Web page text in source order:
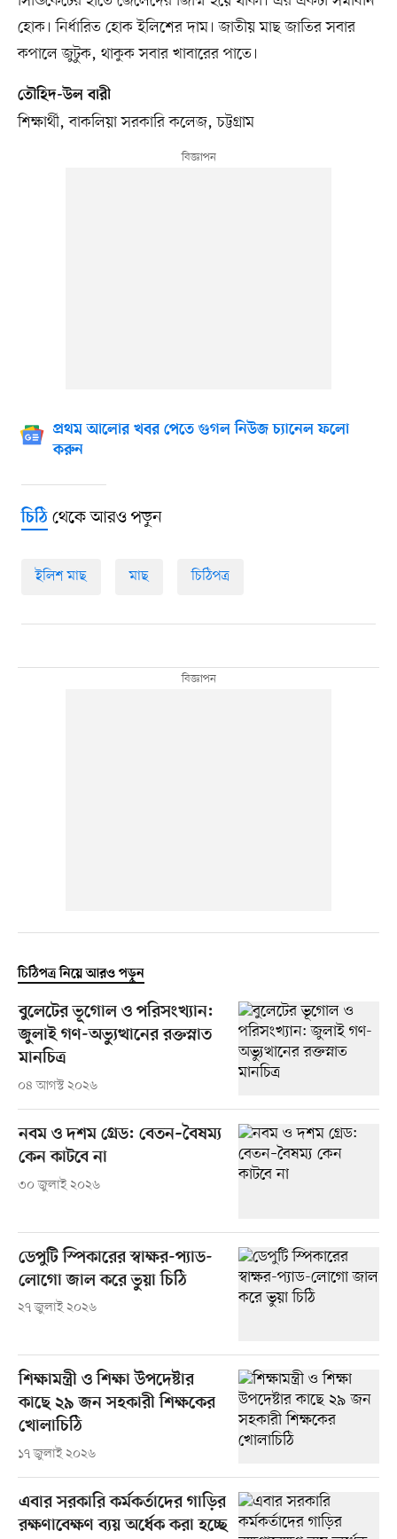
হোক। নির্ধারিত হোক ইলিশের দাম। জাতীয় মাছ জাতির সবার
কপালে জুটুক, থাকুক সবার খাবারের পাতে।
তৌহিদ-উল বারী
শিক্ষার্থী, বাকলিয়া সরকারি কলেজ, চট্টগ্রাম
প্রথম আলোর খবর পেতে গুগল নিউজ চ্যানেল ফলো
করুন
চিঠিথেকে আরও পড়ুন
ইলিশ মাছ মাছ চিঠিপত্র
চিঠিপত্র নিয়ে আরও পড়ুন
বুলেটের ভূগোল ও পরিসংখ্যান:
জুলাই গণ-অভ্যুত্থানের রক্তস্নাত
মানচিত্র
০৪ আগস্ট ২০২৬
নবম ও দশম গ্রেড: বেতন–বৈষম্য
কেন কাটবে না
৩০ জুলাই ২০২৬
ডেপুটি স্পিকারের স্বাক্ষর-প্যাড-
লোগো জাল করে ভুয়া চিঠি
২৭ জুলাই ২০২৬
শিক্ষামন্ত্রী ও শিক্ষা উপদেষ্টার
কাছে ২৯ জন সহকারী শিক্ষকের
খোলাচিঠি
১৭ জুলাই ২০২৬
এবার সরকারি কর্মকর্তাদের গাড়ির
রক্ষণাবেক্ষণ ব্যয় অর্ধেক করা হচ্ছে